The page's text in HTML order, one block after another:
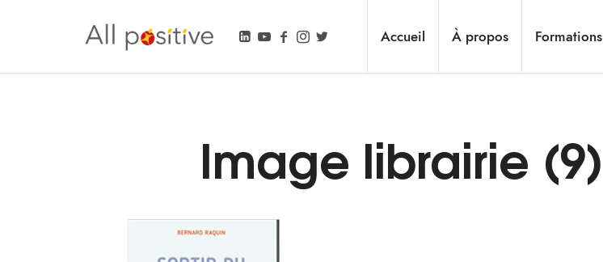
All Positive Accueil À propos Formations
Image librairie (9)